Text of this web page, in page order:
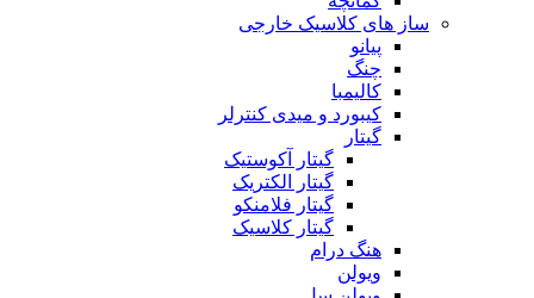
ساز های کلاسیک خارجی
پیانو
چنگ
کالیمبا
کیبورد و میدی کنترلر
گیتار
گیتار آکوستیک
گیتار الکتریک
گیتار فلامنکو
گیتار کلاسیک
هنگ درام
ویولن